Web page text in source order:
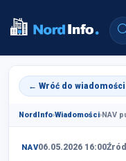
← Wróć do wiadomości
NordInfo›Wiadomości›NAV
NAV06.05.2026 16:00